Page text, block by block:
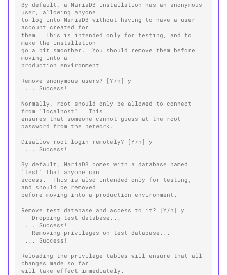
By default, a MariaDB installation has an anonymous
user, allowing anyone
to log into MariaDB without having to have a user
account created for
them.  This is intended only for testing, and to
make the installation
go a bit smoother.  You should remove them before
moving into a
production environment.
Remove anonymous users? [Y/n] y
... Success!
Normally, root should only be allowed to connect
from 'localhost'.  This
ensures that someone cannot guess at the root
password from the network.
Disallow root login remotely? [Y/n] y
... Success!
By default, MariaDB comes with a database named
'test' that anyone can
access.  This is also intended only for testing,
and should be removed
before moving into a production environment.
Remove test database and access to it? [Y/n] y
- Dropping test database...
... Success!
- Removing privileges on test database...
... Success!
Reloading the privilege tables will ensure that all
changes made so far
will take effect immediately.